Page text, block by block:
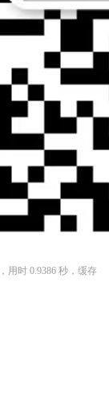
用时 0.9386 秒，缓存